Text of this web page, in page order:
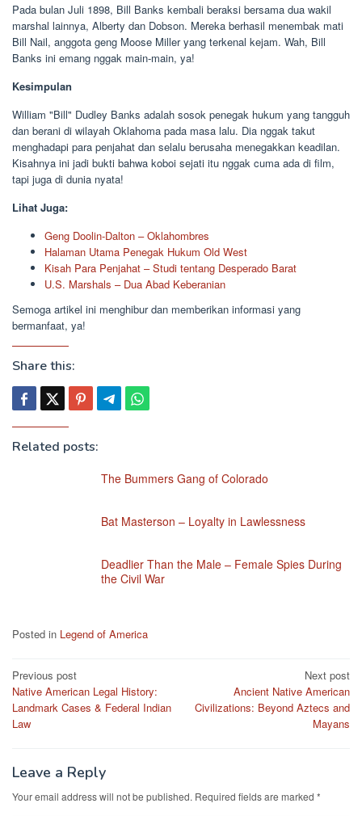
Pada bulan Juli 1898, Bill Banks kembali beraksi bersama dua wakil
marshal lainnya, Alberty dan Dobson. Mereka berhasil menembak mati
Bill Nail, anggota geng Moose Miller yang terkenal kejam. Wah, Bill
Banks ini emang nggak main-main, ya!
Kesimpulan
William "Bill" Dudley Banks adalah sosok penegak hukum yang tangguh
dan berani di wilayah Oklahoma pada masa lalu. Dia nggak takut
menghadapi para penjahat dan selalu berusaha menegakkan keadilan.
Kisahnya ini jadi bukti bahwa koboi sejati itu nggak cuma ada di film,
tapi juga di dunia nyata!
Lihat Juga:
Geng Doolin-Dalton – Oklahombres
Halaman Utama Penegak Hukum Old West
Kisah Para Penjahat – Studi tentang Desperado Barat
U.S. Marshals – Dua Abad Keberanian
Semoga artikel ini menghibur dan memberikan informasi yang
bermanfaat, ya!
Share this:
Related posts:
The Bummers Gang of Colorado
Bat Masterson – Loyalty in Lawlessness
Deadlier Than the Male – Female Spies During
the Civil War
Posted in Legend of America
Post
navigation
Previous post
Native American Legal History:
Landmark Cases & Federal Indian
Law
Next post
Ancient Native American
Civilizations: Beyond Aztecs and
Mayans
Leave a Reply
Your email address will not be published. Required fields are marked *